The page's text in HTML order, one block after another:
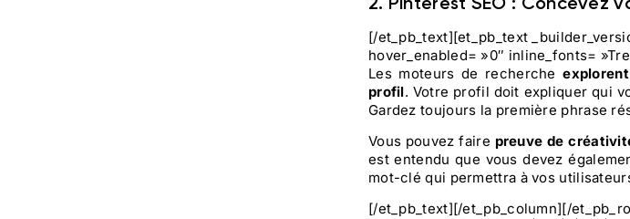
[/et_pb_text][et_pb_text
hover_enabled= »0″ inline_fonts=
Les moteurs de recherche
profil. Votre profil doit expliquer qui
Gardez toujours la première phrase
Vous pouvez faire preuve de
est entendu que vous devez
mot-clé qui permettra à vos
[/et_pb_text][/et_pb_column][/